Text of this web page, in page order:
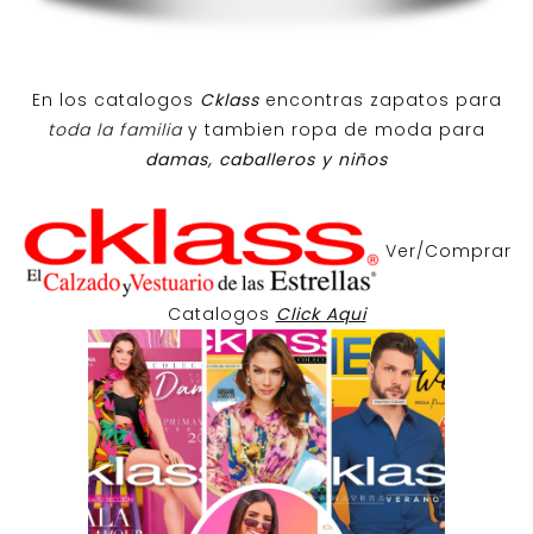
En los catalogos Cklass encontras zapatos para
toda la familiay tambien ropa de moda para
damas, caballeros y niños
Ver/Comprar
Catalogos Click Aqui